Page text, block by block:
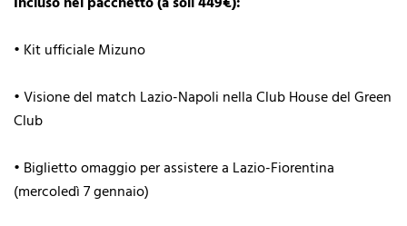
•⁠ ⁠Kit ufficiale Mizuno
•⁠ ⁠Visione del match Lazio-Napoli nella Club House del Green
Club
•⁠ ⁠Biglietto omaggio per assistere a Lazio-Fiorentina
(mercoledì 7 gennaio)